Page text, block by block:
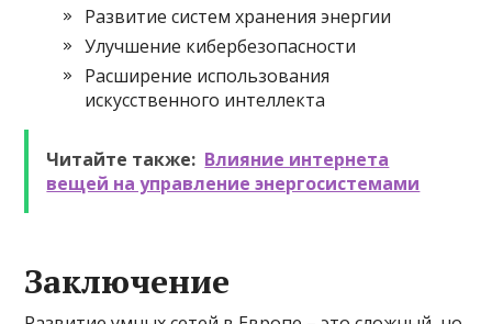
Развитие систем хранения энергии
Улучшение кибербезопасности
Расширение использования
искусственного интеллекта
Читайте также: Влияние интернета
вещей на управление энергосистемами
Заключение